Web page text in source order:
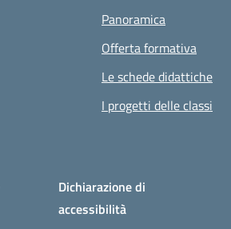
Panoramica
Offerta formativa
Le schede didattiche
I progetti delle classi
Dichiarazione di
accessibilità